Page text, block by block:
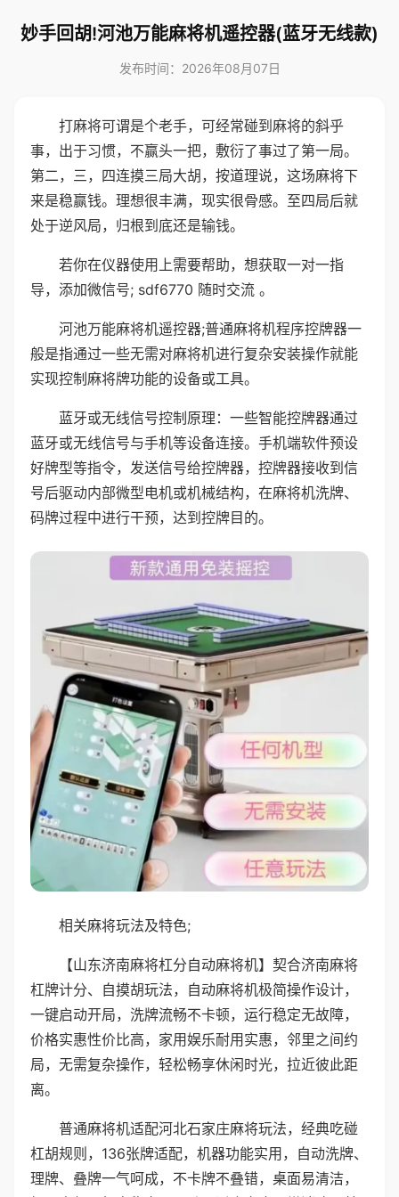
妙手回胡!河池万能麻将机遥控器(蓝牙无线款)
发布时间：2026年08月07日
打麻将可谓是个老手，可经常碰到麻将的斜乎
事，出于习惯，不赢头一把，敷衍了事过了第一局。
第二，三，四连摸三局大胡，按道理说，这场麻将下
来是稳赢钱。理想很丰满，现实很骨感。至四局后就
处于逆风局，归根到底还是输钱。
若你在仪器使用上需要帮助，想获取一对一指
导，添加微信号; sdf6770 随时交流 。
河池万能麻将机遥控器;普通麻将机程序控牌器一
般是指通过一些无需对麻将机进行复杂安装操作就能
实现控制麻将牌功能的设备或工具。
蓝牙或无线信号控制原理：一些智能控牌器通过
蓝牙或无线信号与手机等设备连接。手机端软件预设
好牌型等指令，发送信号给控牌器，控牌器接收到信
号后驱动内部微型电机或机械结构，在麻将机洗牌、
码牌过程中进行干预，达到控牌目的。
相关麻将玩法及特色;
【山东济南麻将杠分自动麻将机】契合济南麻将
杠牌计分、自摸胡玩法，自动麻将机极简操作设计，
一键启动开局，洗牌流畅不卡顿，运行稳定无故障，
价格实惠性价比高，家用娱乐耐用实惠，邻里之间约
局，无需复杂操作，轻松畅享休闲时光，拉近彼此距
离。
普通麻将机适配河北石家庄麻将玩法，经典吃碰
杠胡规则，136张牌适配，机器功能实用，自动洗牌、
理牌、叠牌一气呵成，不卡牌不叠错，桌面易清洁，